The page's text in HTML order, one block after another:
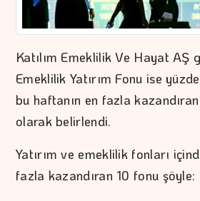
Katılım Emeklilik Ve Hayat AŞ
Emeklilik Yatırım Fonu ise
bu haftanın en fazla
olarak belirlendi.
Yatırım ve emeklilik fonları
fazla kazandıran 10 fonu şöyle: